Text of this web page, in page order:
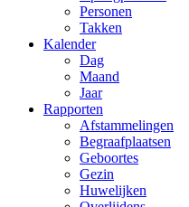
Personen
Takken
Kalender
Dag
Maand
Jaar
Rapporten
Afstammelingen
Begraafplaatsen
Geboortes
Gezin
Huwelijken